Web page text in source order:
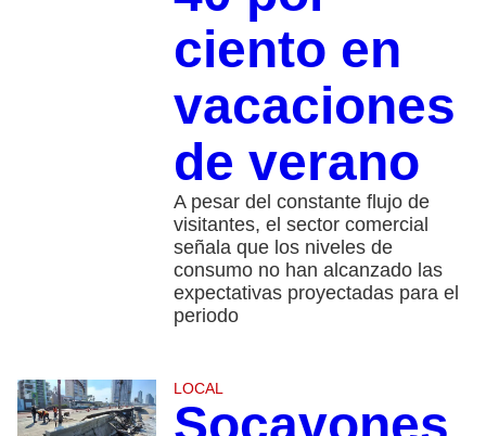
ciento en
vacaciones
de verano​
A pesar del constante flujo de
visitantes, el sector comercial
señala que los niveles de
consumo no han alcanzado las
expectativas proyectadas para el
periodo
LOCAL
Socavones